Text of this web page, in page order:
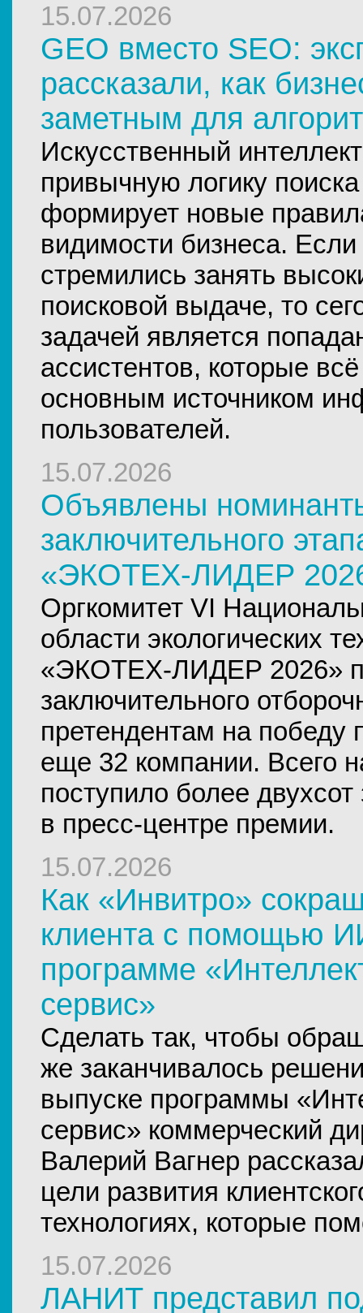
15.07.2026
GEO вместо SEO:
рассказали, как
заметным для
Искусственный
привычную логику
формирует новые
видимости бизнеса.
стремились занять
поисковой выдаче, то
задачей является
ассистентов, которые
основным источником
пользователей.
15.07.2026
Объявлены
заключительного
«ЭКОТЕХ-ЛИДЕР
Оргкомитет VI
области экологических
«ЭКОТЕХ-ЛИДЕР 2026»
заключительного
претендентам на победу
еще 32 компании. Всего
поступило более
в пресс-центре премии.
15.07.2026
Как «Инвитро»
клиента с помощью
программе
сервис»
Сделать так, чтобы
же заканчивалось
выпуске программы
сервис» коммерческий
Валерий Вагнер
цели развития
технологиях, которые
15.07.2026
ЛАНИТ представил